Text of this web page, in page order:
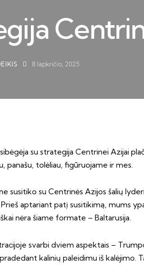
8 lapkričio, 2025
su strategija Centrinei Azijai
panašu, tolėliau, figūruojame ir mes.
susitiko su Centrinės Azijos šalių
aptariant patį susitikimą, mums
nėra šiame formate – Baltarusija.
svarbi dviem aspektais –
kalinių paleidimu iš kalėjimo.